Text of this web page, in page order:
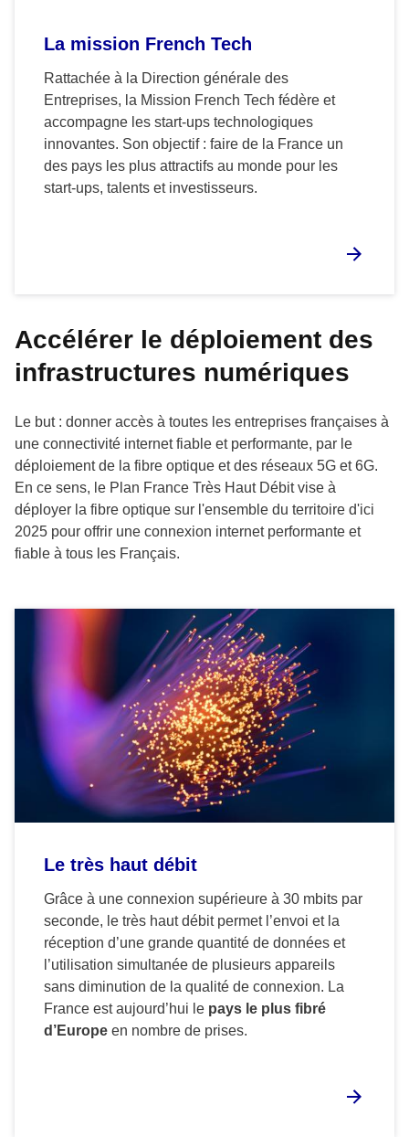
La mission French Tech
Rattachée à la Direction générale des
Entreprises, la Mission French Tech fédère et
accompagne les start-ups technologiques
innovantes. Son objectif : faire de la France un
des pays les plus attractifs au monde pour les
start-ups, talents et investisseurs.
Accélérer le déploiement des
infrastructures numériques
Le but : donner accès à toutes les entreprises françaises à
une connectivité internet fiable et performante, par le
déploiement de la fibre optique et des réseaux 5G et 6G.
En ce sens, le Plan France Très Haut Débit vise à
déployer la fibre optique sur l'ensemble du territoire d'ici
2025 pour offrir une connexion internet performante et
fiable à tous les Français.
Le très haut débit
Grâce à une connexion supérieure à 30 mbits par
seconde, le très haut débit permet l’envoi et la
réception d’une grande quantité de données et
l’utilisation simultanée de plusieurs appareils
sans diminution de la qualité de connexion. La
France est aujourd’hui le pays le plus fibré
d’Europe en nombre de prises.